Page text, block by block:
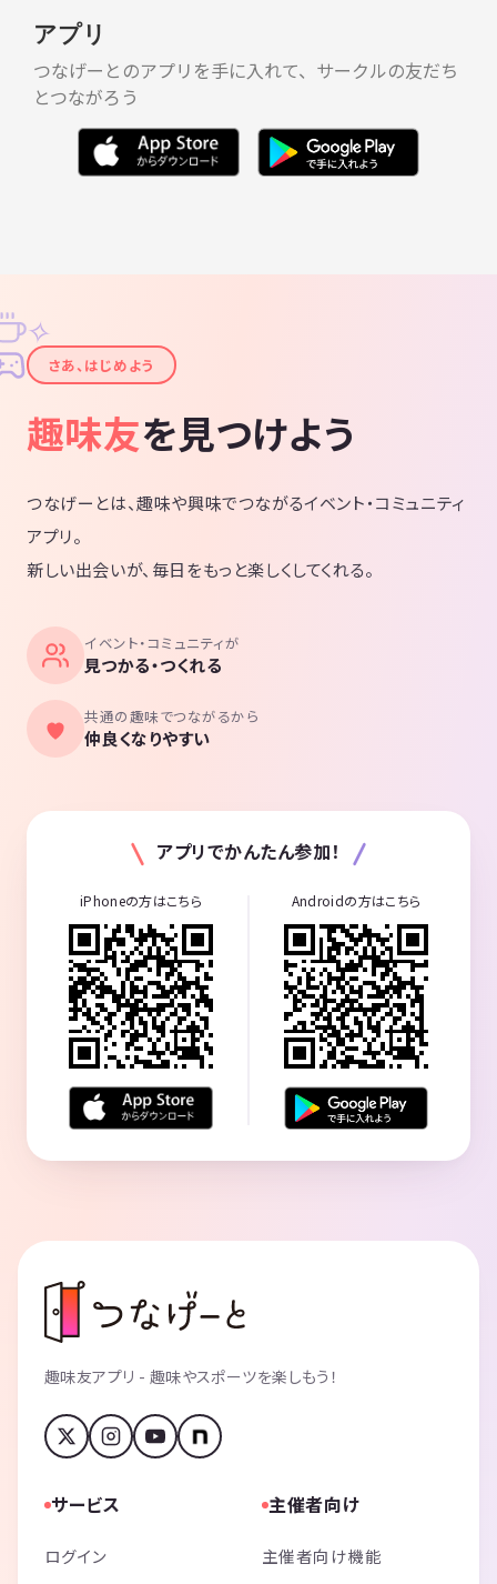
アプリ
つなげーとのアプリを手に入れて、サークルの友だち
とつながろう
✦
✧
さあ、はじめよう
趣味友を見つけよう
つなげーとは、趣味や興味でつながるイベント・コミュニティ
アプリ。
新しい出会いが、毎日をもっと楽しくしてくれる。
イベント・コミュニティが
見つかる・つくれる
共通の趣味でつながるから
仲良くなりやすい
アプリでかんたん参加！
iPhoneの方はこちら Androidの方はこちら
趣味友アプリ - 趣味やスポーツを楽しもう！
サービス
ログイン
主催者向け
主催者向け機能